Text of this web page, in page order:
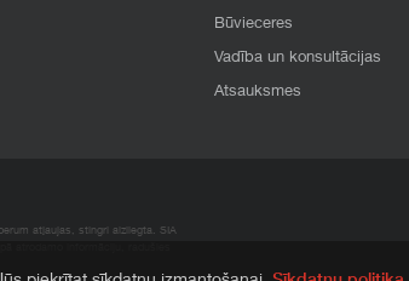
Būvieceres
Vadība un konsultācijas
Atsauksmes
atļaujas, stingri aizliegta. SIA